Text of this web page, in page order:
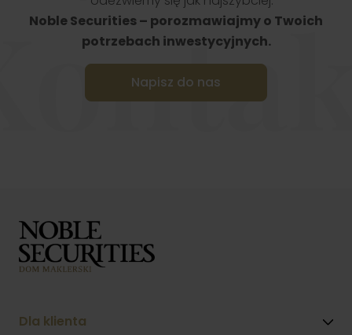
Noble Securities – porozmawiajmy o Twoich
potrzebach inwestycyjnych.
Napisz do nas
Dla klienta